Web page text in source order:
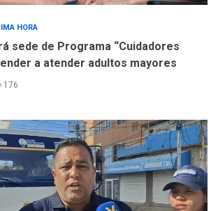
HORA
sede de Programa “Cuidadores
a atender adultos mayores
176